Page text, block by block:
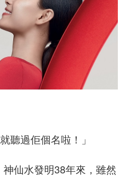
聽過佢個名啦！」
仙水發明38年來，雖然